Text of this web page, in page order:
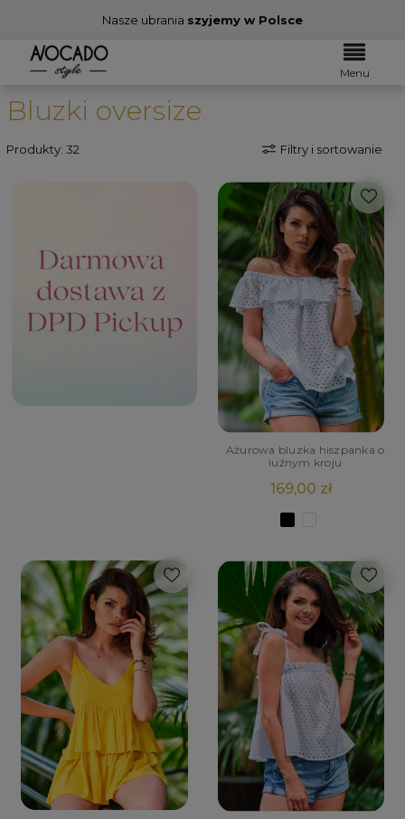
Nasze ubrania szyjemy w Polsce
Menu
Bluzki oversize
Produkty: 32 Filtry i sortowanie
Ażurowa bluzka hiszpanka o
luźnym kroju
169,00 zł